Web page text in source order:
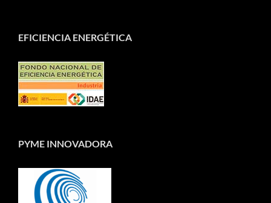
EFICIENCIA ENERGÉTICA
PYME INNOVADORA